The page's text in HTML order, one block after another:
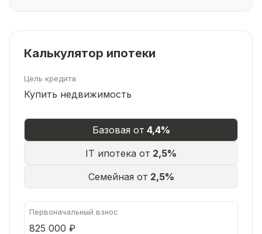
Калькулятор ипотеки
Цель кредита
Купить недвижимость
Базовая от 4,4%
IT ипотека от 2,5%
Семейная от 2,5%
Первоначальный взнос